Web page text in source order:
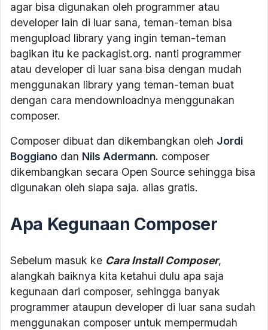
agar bisa digunakan oleh programmer atau
developer lain di luar sana, teman-teman bisa
mengupload library yang ingin teman-teman
bagikan itu ke packagist.org. nanti programmer
atau developer di luar sana bisa dengan mudah
menggunakan library yang teman-teman buat
dengan cara mendownloadnya menggunakan
composer.
Composer dibuat dan dikembangkan oleh Jordi
Boggiano dan Nils Adermann. composer
dikembangkan secara Open Source sehingga bisa
digunakan oleh siapa saja. alias gratis.
Apa Kegunaan Composer
Sebelum masuk ke Cara Install Composer,
alangkah baiknya kita ketahui dulu apa saja
kegunaan dari composer, sehingga banyak
programmer ataupun developer di luar sana sudah
menggunakan composer untuk mempermudah